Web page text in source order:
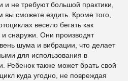
и не требуют большой практики,
вы сможете ездить. Кроме того,
весело бегать как
и снаружи. Они производят
шума и вибрации, что делает
для использования в
Ребенок также может брать свой
куда угодно, не повреждая